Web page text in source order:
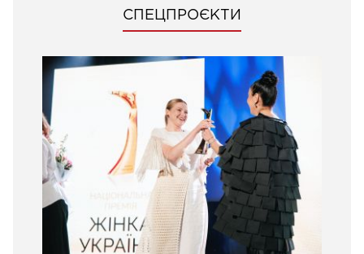
СПЕЦПРОЄКТИ